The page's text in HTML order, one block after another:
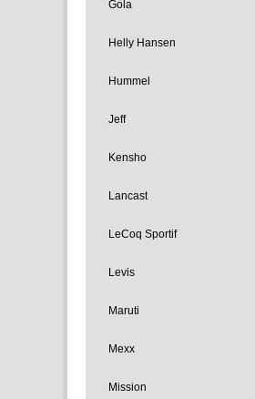
Gola
Helly Hansen
Hummel
Jeff
Kensho
Lancast
LeCoq Sportif
Levis
Maruti
Mexx
Mission